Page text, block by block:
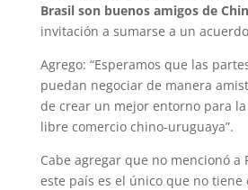
Brasil son buenos amigos de
invitación a sumarse a un
Agrego: “Esperamos que las
puedan negociar de manera
de crear un mejor entorno para
libre comercio chino-uruguaya”.
Cabe agregar que no mencionó a
este país es el único que no tiene